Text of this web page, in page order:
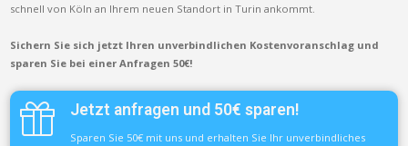
schnell von Köln an Ihrem neuen Standort in Turin ankommt.
Sichern Sie sich jetzt Ihren unverbindlichen Kostenvoranschlag und
sparen Sie bei einer Anfragen 50€!
Jetzt anfragen und 50€ sparen!
Sparen Sie 50€ mit uns und erhalten Sie Ihr unverbindliches